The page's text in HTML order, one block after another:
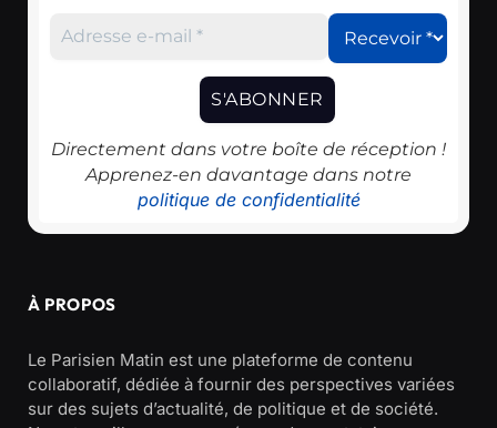
Directement dans votre boîte de réception !
Apprenez-en davantage dans notre
politique de confidentialité
À PROPOS
Le Parisien Matin est une plateforme de contenu
collaboratif, dédiée à fournir des perspectives variées
sur des sujets d’actualité, de politique et de société.